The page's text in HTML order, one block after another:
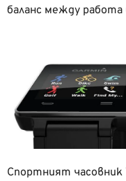
баланс между работа
Спортният часовник